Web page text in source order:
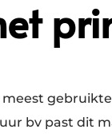
meest
bv past dit